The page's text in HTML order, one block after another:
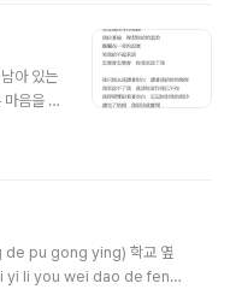
려봅니
이 필요
다른
늘 rss구
아 있는
음을 숨
스함을
상처만
생각해
기대들
pu gong ying) 학교 옆
yi li you wei dao de feng